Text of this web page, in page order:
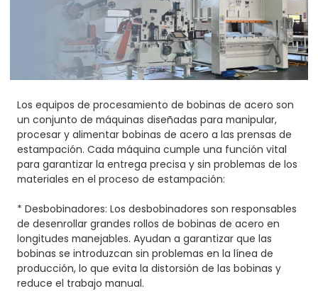
Los equipos de procesamiento de bobinas de acero son
un conjunto de máquinas diseñadas para manipular,
procesar y alimentar bobinas de acero a las prensas de
estampación. Cada máquina cumple una función vital
para garantizar la entrega precisa y sin problemas de los
materiales en el proceso de estampación:
* Desbobinadores: Los desbobinadores son responsables
de desenrollar grandes rollos de bobinas de acero en
longitudes manejables. Ayudan a garantizar que las
bobinas se introduzcan sin problemas en la línea de
producción, lo que evita la distorsión de las bobinas y
reduce el trabajo manual.